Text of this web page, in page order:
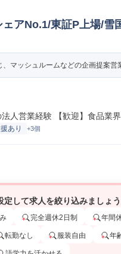
アNo.1/東証P上場/雪
マッシュルームなどの企画提案営
人営業経験 【歓迎】食品業界
あり +3個
定して求人を絞り込みましょう
完全週休2日制 年間
転勤なし 服装自由 年